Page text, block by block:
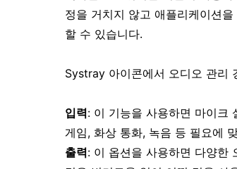
정을 거치지 않고 애플리케이션
할 수 있습니다.
Systray 아이콘에서 오디오 관리
입력: 이 기능을 사용하면 마이크
게임, 화상 통화, 녹음 등 필요에
출력: 이 옵션을 사용하면 다양한